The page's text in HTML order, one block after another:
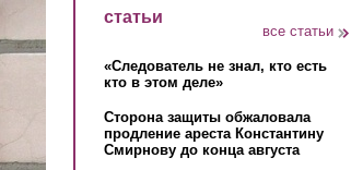
статьи
все статьи
«Следователь не знал, кто есть
кто в этом деле»
Сторона защиты обжаловала
продление ареста Константину
Смирнову до конца августа